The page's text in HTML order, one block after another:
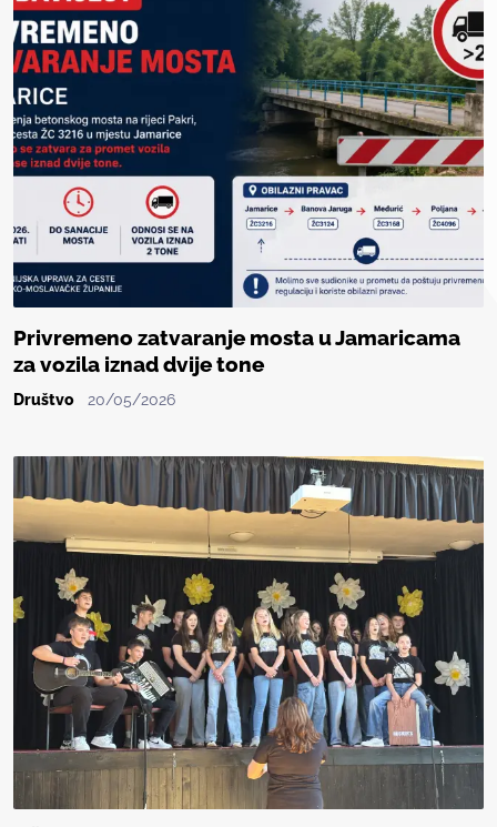
Privremeno zatvaranje mosta u Jamaricama
za vozila iznad dvije tone
Društvo 20/05/2026